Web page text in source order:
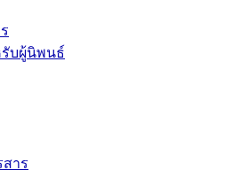
บผู้นิพนธ์
าร